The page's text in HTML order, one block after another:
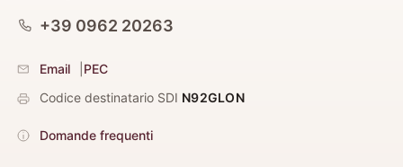
+39 0962 20263
Email
PEC
Codice destinatario SDI N92GLON
Domande frequenti